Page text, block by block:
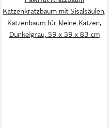
Katzenkratzbaum mit Sisalsäulen,
Katzenbaum für kleine Katzen,
Dunkelgrau, 59 x 39 x 83 cm